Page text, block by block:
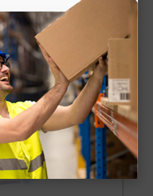
3 uds.